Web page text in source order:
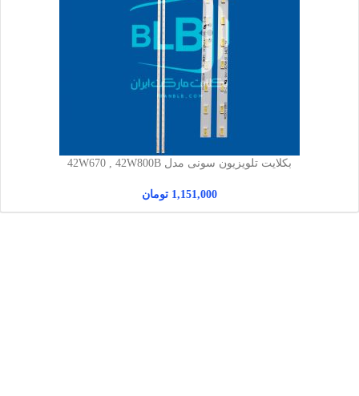
بکلایت تلویزیون سونی مدل 42W670 , 42W800B
1,151,000 تومان